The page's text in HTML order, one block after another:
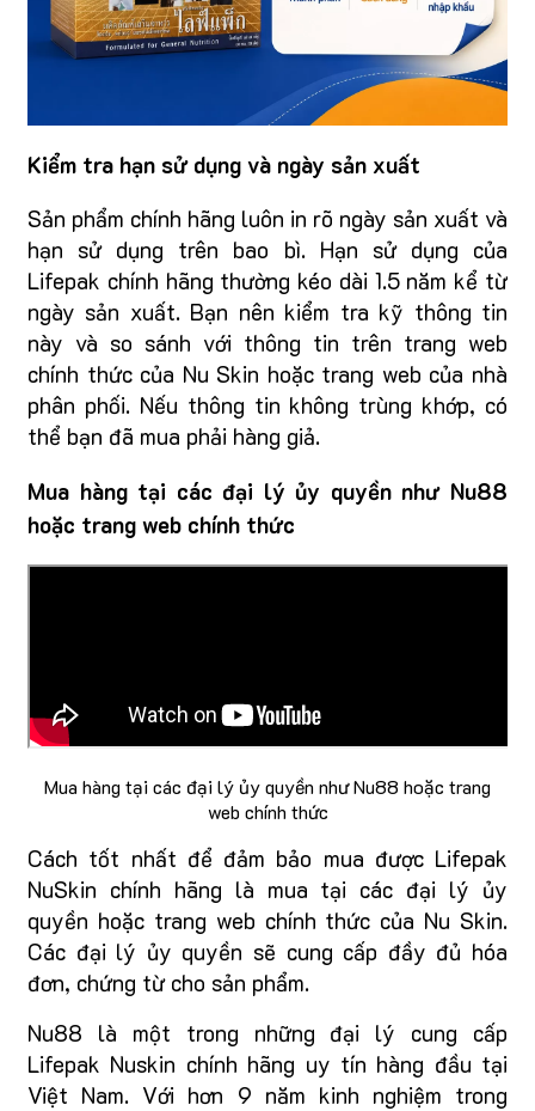
Kiểm tra hạn sử dụng và ngày sản xuất
Sản phẩm chính hãng luôn in rõ ngày sản xuất và
hạn sử dụng trên bao bì. Hạn sử dụng của
Lifepak chính hãng thường kéo dài 1.5 năm kể từ
ngày sản xuất. Bạn nên kiểm tra kỹ thông tin
này và so sánh với thông tin trên trang web
chính thức của Nu Skin hoặc trang web của nhà
phân phối. Nếu thông tin không trùng khớp, có
thể bạn đã mua phải hàng giả.
Mua hàng tại các đại lý ủy quyền như Nu88
hoặc trang web chính thức
Mua hàng tại các đại lý ủy quyền như Nu88 hoặc trang
web chính thức
Cách tốt nhất để đảm bảo mua được Lifepak
NuSkin chính hãng là mua tại các đại lý ủy
quyền hoặc trang web chính thức của Nu Skin.
Các đại lý ủy quyền sẽ cung cấp đầy đủ hóa
đơn, chứng từ cho sản phẩm.
Nu88 là một trong những đại lý cung cấp
Lifepak Nuskin chính hãng uy tín hàng đầu tại
Việt Nam. Với hơn 9 năm kinh nghiệm trong